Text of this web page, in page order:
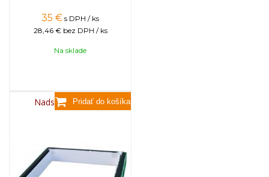
35 € s DPH / ks
28,46 € bez DPH / ks
Na sklade
Nadstavok 90 mm